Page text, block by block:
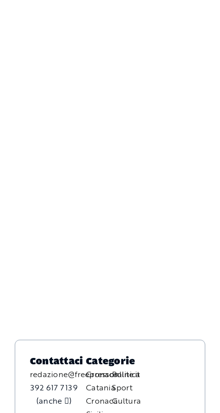
Contattaci
redazione@freepressonline.it
392 617 7139
(anche
)
Categorie
Cronaca
Catania
Cronaca
Politica
Sport
Cultura